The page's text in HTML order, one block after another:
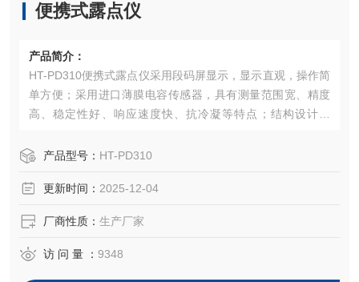
便携式露点仪
产品简介：
HT-PD310便携式露点仪采用段码屏显示，显示直观，操作简
单方便；采用进口薄膜电容传感器，具有测量范围宽、精度
高、稳定性好、响应速度快、抗冷凝等特点；结构设计新
防渗透性和抗吸水性。
产品型号： HT-PD310
更新时间： 2025-12-04
厂商性质： 生产厂家
访 问 量 ： 9348